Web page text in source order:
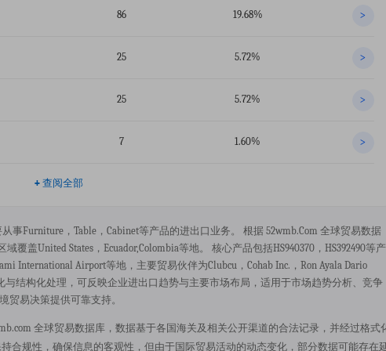
86 19.68% >
25 5.72% >
25 5.72% >
7 1.60% >
+ 查阅全部
事furniture，table，cabinet等产品的进出口业务。 根据 52wmb.com 全球贸易数据
覆盖united States，ecuador,colombia等地。 核心产品包括HS940370，HS392490等产
International Airport等地，主要贸易伙伴为clubcu，cohab Inc.，ron Ayala Dario
结构化处理，可反映企业进出口趋势与主要市场布局，适用于市场趋势分析、竞争
贸易决策提供可靠支持。
全球贸易数据库，数据基于各国海关及相关公开渠道的合法记录，并经过格式
合规性，确保信息的客观性，但由于国际贸易活动的动态变化，部分数据可能存在